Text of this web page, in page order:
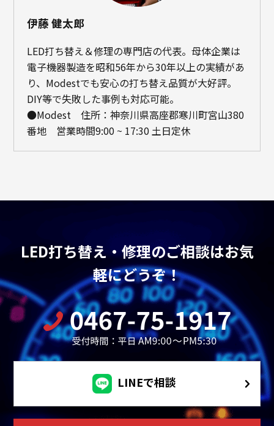
伊藤 健太郎
LED打ち替え＆修理の専門店の代表。母体企業は
電子機器製造を昭和56年から30年以上の実績があ
り、Modestでも安心の打ち替え品質が大好評。
DIY等で失敗した事例も対応可能。
●Modest 住所：神奈川県高座郡寒川町宮山380
番地 営業時間9:00 ~ 17:30 土日定休
LED打ち替え・修理のご相談はお気
軽にどうぞ！
LINEで相談